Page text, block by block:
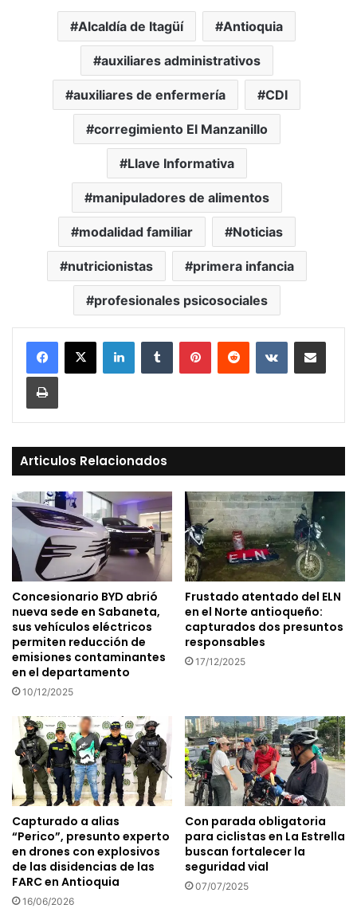
Alcaldía de Itagüí Antioquia
auxiliares administrativos
auxiliares de enfermería CDI
corregimiento El Manzanillo
Llave Informativa
manipuladores de alimentos
modalidad familiar Noticias
nutricionistas primera infancia
profesionales psicosociales
LinkedInTumblr PinterestReddit VKontakteCompartir vía Mail
Print
Articulos Relacionados
Concesionario BYD abrió
nueva sede en Sabaneta,
sus vehículos eléctricos
permiten reducción de
emisiones contaminantes
en el departamento
10/12/2025
Frustado atentado del ELN
en el Norte antioqueño:
capturados dos presuntos
responsables
17/12/2025
Capturado a alias
“Perico”, presunto experto
en drones con explosivos
de las disidencias de las
FARC en Antioquia
16/06/2026
Con parada obligatoria
para ciclistas en La Estrella
buscan fortalecer la
seguridad vial
07/07/2025